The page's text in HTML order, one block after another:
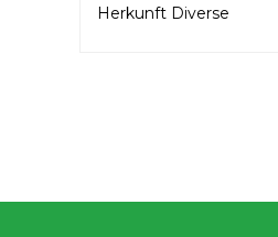
Herkunft Diverse